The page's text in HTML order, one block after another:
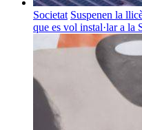
Societat Suspenen la
que es vol instal·lar a la